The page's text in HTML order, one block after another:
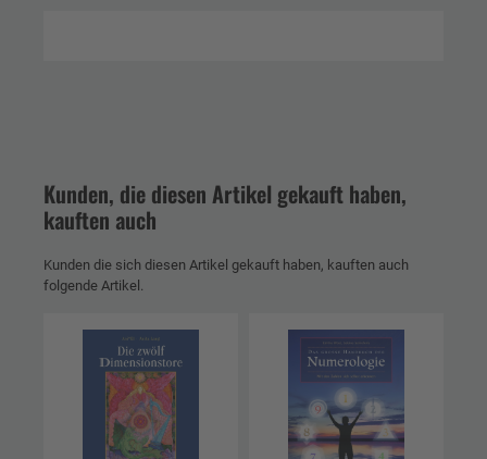
Kunden, die diesen Artikel gekauft haben,
kauften auch
Kunden die sich diesen Artikel gekauft haben, kauften auch
folgende Artikel.